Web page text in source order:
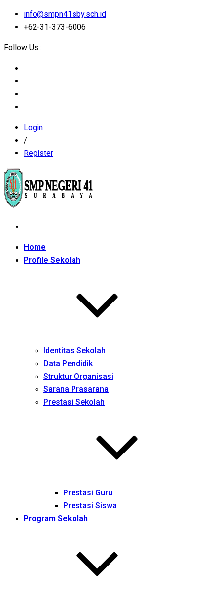
info@smpn41sby.sch.id
+62-31-373-6006
Follow Us :
Login
/
Register
Home
Profile Sekolah
Identitas Sekolah
Data Pendidik
Struktur Organisasi
Sarana Prasarana
Prestasi Sekolah
Prestasi Guru
Prestasi Siswa
Program Sekolah